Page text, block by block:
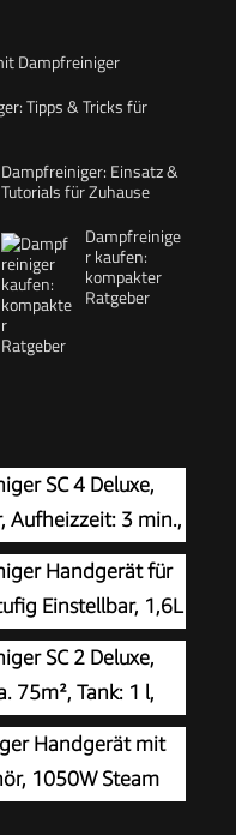
Dampfreiniger
Tipps & Tricks für
Dampfreiniger: Einsatz &
Tutorials für Zuhause
Dampfreinige
r kaufen:
kompakter
Ratgeber
SC 4 Deluxe,
Aufheizzeit: 3 min.,
Tank: 0,5 l + 1,3 l,
Düsen,
Weiß
Handgerät für
Einstellbar, 1,6L
Dampf, 15s
SC 2 Deluxe,
75m², Tank: 1 l,
bar, Aufheizzeit:
mit
3 Düsen,Single
Handgerät mit
1050W Steam